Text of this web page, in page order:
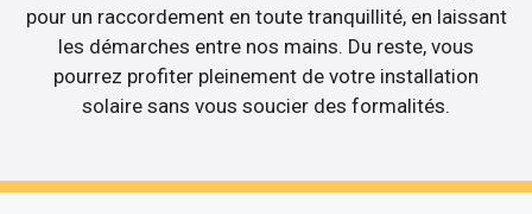
pour un raccordement en toute tranquillité, en laissant
les démarches entre nos mains. Du reste, vous
pourrez profiter pleinement de votre installation
solaire sans vous soucier des formalités.